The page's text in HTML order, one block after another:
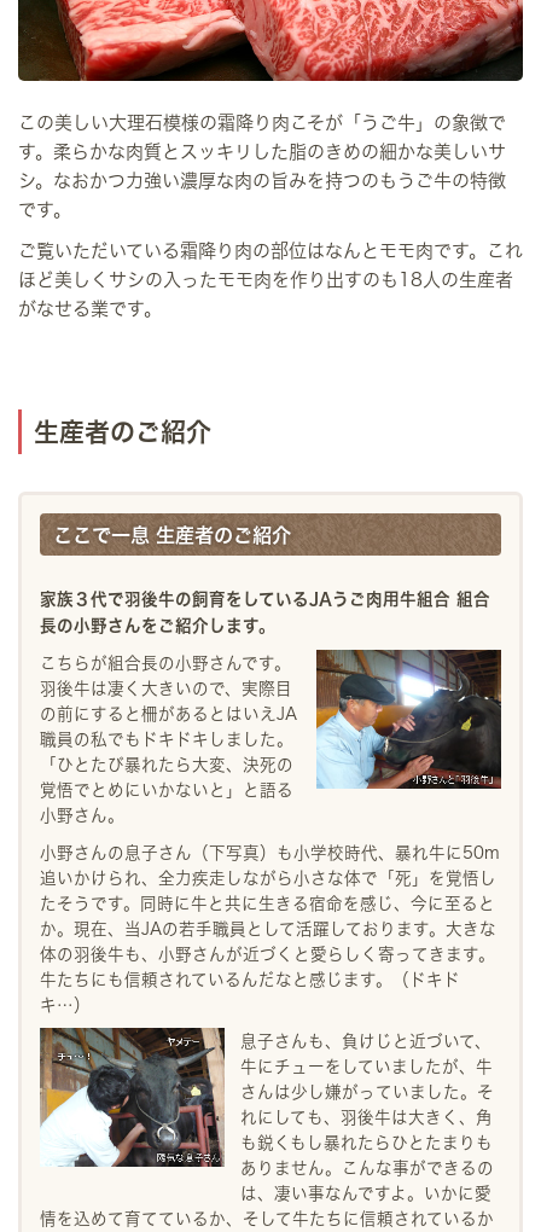
この美しい大理石模様の霜降り肉こそが「うご牛」の象徴で
す。柔らかな肉質とスッキリした脂のきめの細かな美しいサ
シ。なおかつ力強い濃厚な肉の旨みを持つのもうご牛の特徴
です。
ご覧いただいている霜降り肉の部位はなんとモモ肉です。これ
ほど美しくサシの入ったモモ肉を作り出すのも18人の生産者
がなせる業です。
生産者のご紹介
ここで一息 生産者のご紹介
家族３代で羽後牛の飼育をしているJAうご肉用牛組合 組合
長の小野さんをご紹介します。
こちらが組合長の小野さんです。
羽後牛は凄く大きいので、実際目
の前にすると柵があるとはいえJA
職員の私でもドキドキしました。
「ひとたび暴れたら大変、決死の
覚悟でとめにいかないと」と語る
小野さん。
小野さんの息子さん（下写真）も小学校時代、暴れ牛に50m
追いかけられ、全力疾走しながら小さな体で「死」を覚悟し
たそうです。同時に牛と共に生きる宿命を感じ、今に至ると
か。現在、当JAの若手職員として活躍しております。大きな
体の羽後牛も、小野さんが近づくと愛らしく寄ってきます。
牛たちにも信頼されているんだなと感じます。（ドキド
キ…）
息子さんも、負けじと近づいて、
牛にチューをしていましたが、牛
さんは少し嫌がっていました。そ
れにしても、羽後牛は大きく、角
も鋭くもし暴れたらひとたまりも
ありません。こんな事ができるの
は、凄い事なんですよ。いかに愛
情を込めて育てているか、そして牛たちに信頼されているか